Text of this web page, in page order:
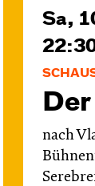
Sa,
nach